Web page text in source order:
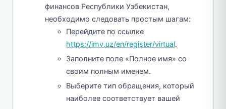
финансов Республики Узбекистан,
необходимо следовать простым шагам:
Перейдите по ссылке
https://imv.uz/en/register/virtual.
Заполните поле «Полное имя» со
своим полным именем.
Выберите тип обращения, который
наиболее соответствует вашей